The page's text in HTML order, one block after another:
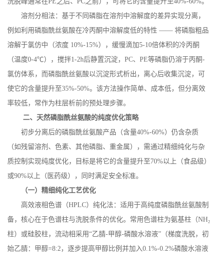
溶剂分相法：基于不同磷脂在溶剂中溶解度的差异实现分离，
例如利用磷脂酰丝氨酸在冷丙酮中溶解度低的特性 —— 将磷脂粗品
溶解于氯仿中（浓度 10%-15%），缓慢滴加5-10倍体积的冷丙酮
（温度0-4℃），搅拌1-2h后静置沉淀， PC、 PE等磷脂仍溶于丙酮-
氯仿体系，而磷脂酰丝氨酸以沉淀形式析出，离心后收集沉淀，可
使它的含量提升至35%-50%。该方法操作简单、成本低，但分离效
率较低，常作为柱层析前的预处理步骤。
二、天然磷脂酰丝氨酸的纯度优化策略
初步分离后的磷脂酰丝氨酸产品（含量40%-60%）仍含杂质
（如残留溶剂、色素、其他磷脂、重金属），需通过精细纯化与杂
质控制实现纯度优化，目标是将它的含量提升至70%以上（食品级）
或90%以上（医药级），同时满足安全标准。
（一）精细纯化工艺优化
高效液相色谱（HPLC）纯化法：适用于高纯度磷脂酰丝氨酸制
备，核心在于色谱柱与洗脱条件的优化。常用色谱柱为氨基柱（NH₂
柱）或硅胶柱，流动相采用“乙腈-甲醇-磷酸水溶液”（梯度洗脱，初
始乙腈：甲醇=8:2，逐步提高甲醇比例并加入0.1%-0.2%磷酸水溶液